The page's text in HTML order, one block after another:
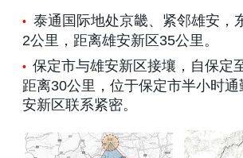
• 泰通国际地处京畿、紧邻雄安，
2公里，距离雄安新区35公里。
• 保定市与雄安新区接壤，自保定
距离30公里，位于保定市半小时
安新区联系紧密。